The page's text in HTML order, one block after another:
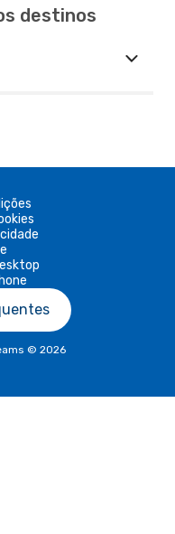
destinos
© 2026